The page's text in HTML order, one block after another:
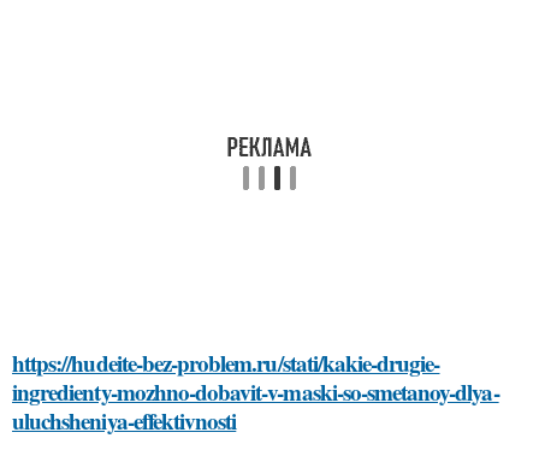
https://hudeite-bez-problem.ru/stati/kakie-drugie-
ingredienty-mozhno-dobavit-v-maski-so-smetanoy-dlya-
uluchsheniya-effektivnosti